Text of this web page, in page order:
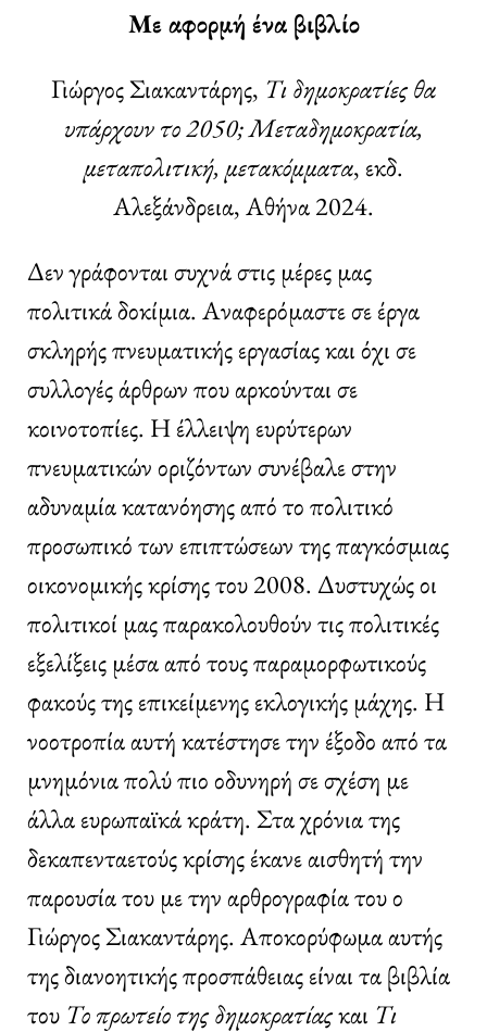
Με αφορμή ένα βιβλίο
Γιώργος Σιακαντάρης, Τι δημοκρατίες θα
υπάρχουν το 2050; Μεταδημοκρατία,
μεταπολιτική, μετακόμματα, εκδ.
Αλεξάνδρεια, Αθήνα 2024.
Δεν γράφονται συχνά στις μέρες μας
πολιτικά δοκίμια. Αναφερόμαστε σε έργα
σκληρής πνευματικής εργασίας και όχι σε
συλλογές άρθρων που αρκούνται σε
κοινοτοπίες. Η έλλειψη ευρύτερων
πνευματικών οριζόντων συνέβαλε στην
αδυναμία κατανόησης από το πολιτικό
προσωπικό των επιπτώσεων της παγκόσμιας
οικονομικής κρίσης του 2008. Δυστυχώς οι
πολιτικοί μας παρακολουθούν τις πολιτικές
εξελίξεις μέσα από τους παραμορφωτικούς
φακούς της επικείμενης εκλογικής μάχης. Η
νοοτροπία αυτή κατέστησε την έξοδο από τα
μνημόνια πολύ πιο οδυνηρή σε σχέση με
άλλα ευρωπαϊκά κράτη. Στα χρόνια της
δεκαπενταετούς κρίσης έκανε αισθητή την
παρουσία του με την αρθρογραφία του ο
Γιώργος Σιακαντάρης. Αποκορύφωμα αυτής
της διανοητικής προσπάθειας είναι τα βιβλία
του Το πρωτείο της δημοκρατίαςκαι Τι